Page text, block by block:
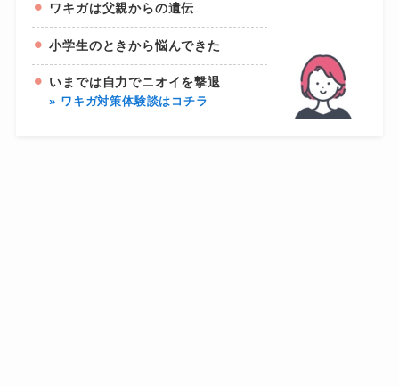
ワキガは父親からの遺伝
小学生のときから悩んできた
いまでは自力でニオイを撃退
» ワキガ対策体験談はコチラ